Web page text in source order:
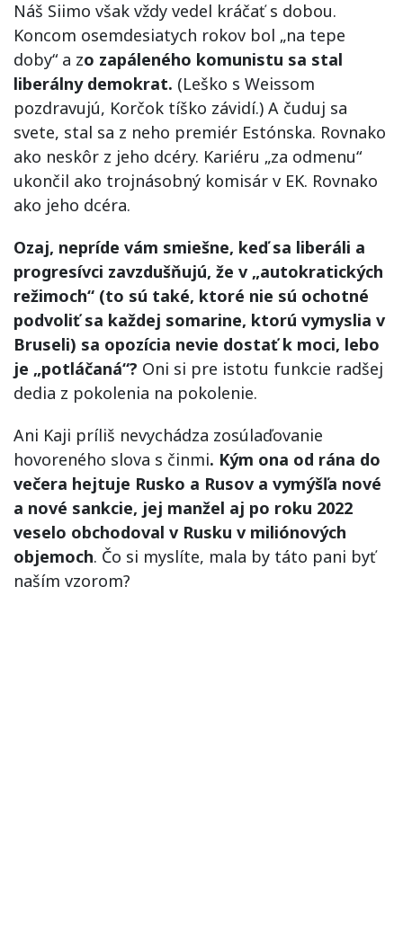
Náš Siimo však vždy vedel kráčať s dobou.
Koncom osemdesiatych rokov bol „na tepe
doby“ a zo zapáleného komunistu sa stal
liberálny demokrat. (Leško s Weissom
pozdravujú, Korčok tíško závidí.) A čuduj sa
svete, stal sa z neho premiér Estónska. Rovnako
ako neskôr z jeho dcéry. Kariéru „za odmenu“
ukončil ako trojnásobný komisár v EK. Rovnako
ako jeho dcéra.
Ozaj, nepríde vám smiešne, keď sa liberáli a
progresívci zavzdušňujú, že v „autokratických
režimoch“ (to sú také, ktoré nie sú ochotné
podvoliť sa každej somarine, ktorú vymyslia v
Bruseli) sa opozícia nevie dostať k moci, lebo
je „potláčaná“? Oni si pre istotu funkcie radšej
dedia z pokolenia na pokolenie.
Ani Kaji príliš nevychádza zosúlaďovanie
hovoreného slova s činmi. Kým ona od rána do
večera hejtuje Rusko a Rusov a vymýšľa nové
a nové sankcie, jej manžel aj po roku 2022
veselo obchodoval v Rusku v miliónových
objemoch. Čo si myslíte, mala by táto pani byť
naším vzorom?